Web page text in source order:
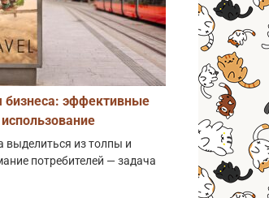
бизнеса: эффективные
выделиться из толпы и
потребителей — задача